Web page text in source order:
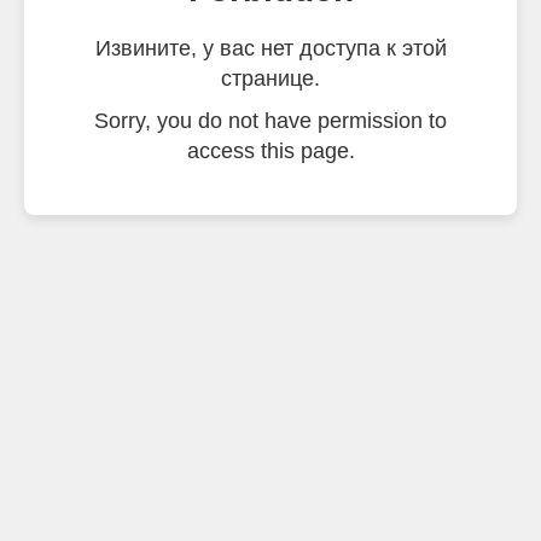
Извините, у вас нет доступа к этой
странице.
Sorry, you do not have permission to
access this page.